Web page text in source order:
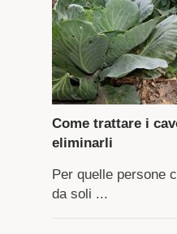
Come trattare i
eliminarli
Per quelle persone
da soli ...